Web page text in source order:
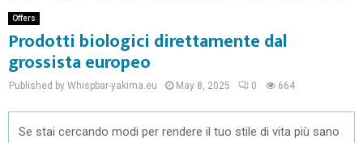
Offers
Prodotti biologici direttamente dal
grossista europeo
Published by Whispbar-yakima.eu May 8, 2025 0 664
Se stai cercando modi per rendere il tuo stile di vita più sano